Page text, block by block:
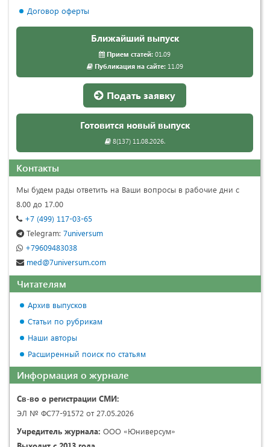
Договор оферты
Ближайший выпуск
Прием статей: 01.09
Публикация на сайте:11.09
Подать заявку
Готовится новый выпуск
8(137) 11.08.2026.
Контакты
Мы будем рады ответить на Ваши вопросы в рабочие дни с
8.00 до 17.00
+7 (499) 117-03-65
Telegram: 7universum
+79609483038
med@7universum.com
Читателям
Архив выпусков
Статьи по рубрикам
Наши авторы
Расширенный поиск по статьям
Информация о журнале
Св-во о регистрации СМИ:
ЭЛ № ФС77-91572 от 27.05.2026
Учредитель журнала: ООО «Юниверсум»